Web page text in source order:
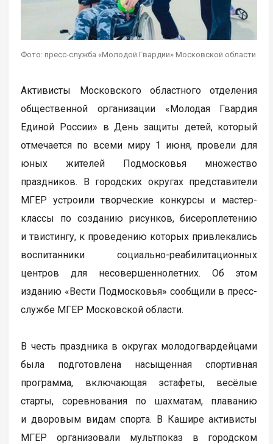
Фото: пресс-служба «Молодой Гвардии» Московской области
Активисты Московского областного отделения
общественной организации «Молодая Гвардия
Единой России» в День защиты детей, который
отмечается по всеми миру 1 июня, провели для
юных жителей Подмосковья множество
праздников. В городских округах представители
МГЕР устроили творческие конкурсы и мастер-
классы по созданию рисунков, бисероплетению
и твистингу, к проведению которых привлекались
воспитанники социально-реабилитационных
центров для несовершеннолетних. Об этом
изданию «Вести Подмосковья» сообщили в пресс-
службе МГЕР Московской области.
В честь праздника в округах молодогвардейцами
была подготовлена насыщенная спортивная
программа, включающая эстафеты, весёлые
старты, соревнования по шахматам, плаванию
и дворовым видам спорта. В Кашире активисты
МГЕР организовали мультпоказ в городском